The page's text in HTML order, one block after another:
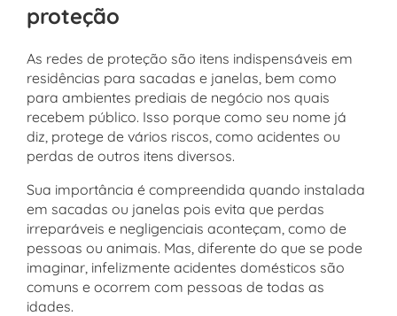
proteção
As redes de proteção são itens indispensáveis em
residências para sacadas e janelas, bem como
para ambientes prediais de negócio nos quais
recebem público. Isso porque como seu nome já
diz, protege de vários riscos, como acidentes ou
perdas de outros itens diversos.
Sua importância é compreendida quando instalada
em sacadas ou janelas pois evita que perdas
irreparáveis e negligenciais aconteçam, como de
pessoas ou animais. Mas, diferente do que se pode
imaginar, infelizmente acidentes domésticos são
comuns e ocorrem com pessoas de todas as
idades.